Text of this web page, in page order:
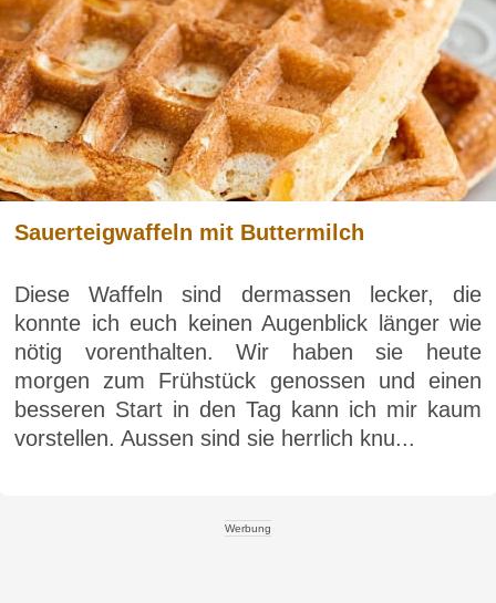
Sauerteigwaffeln mit Buttermilch
Diese Waffeln sind dermassen lecker, die
konnte ich euch keinen Augenblick länger wie
nötig vorenthalten. Wir haben sie heute
morgen zum Frühstück genossen und einen
besseren Start in den Tag kann ich mir kaum
vorstellen. Aussen sind sie herrlich knu...
Werbung